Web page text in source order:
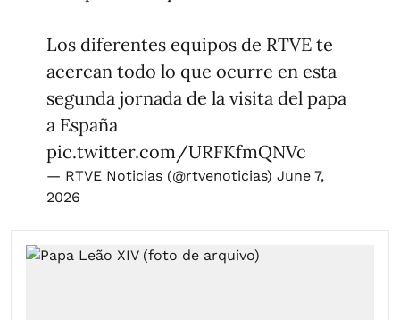
Los diferentes equipos de RTVE te
acercan todo lo que ocurre en esta
segunda jornada de la visita del papa
a España
pic.twitter.com/URFKfmQNVc
— RTVE Noticias (@rtvenoticias) June 7,
2026